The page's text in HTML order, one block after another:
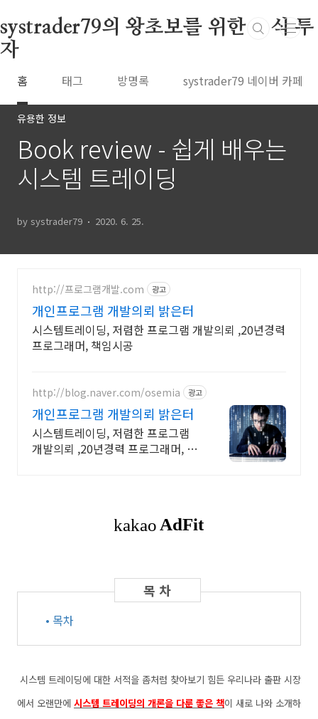
systrader79의 왕초보를 위한 주식 투
자
홈 태그 방명록 systrader79 네이버 카페
유용한 정보
Book review - 쉽게 배우는
시스템 트레이딩
by systrader79 2020. 6. 25.
http://프로그램개발.com 광고
개인프로그램 개발의뢰 밝은터
시스템트레이딩, 저렴한 프로그램 개발의뢰 ,20년경력
프로그래머, 책임시공
http://blog.naver.com/osemia 광고
개인프로그램 개발의뢰 밝은터
시스템트레이딩, 저렴한 프로그램
개발의뢰 ,20년경력 프로그래머, 책
• 목차
시스템 트레이딩에 대한 서적을 좀처럼 찾아보기 힘든 우리나라 출판 시장
에서 오랜만에 시스템 트레이딩의 개론을 다룬 좋은 책이 새로 나와 소개하